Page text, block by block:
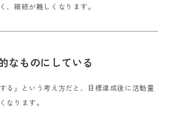
、継続が難しくなります。
なものにしている
る」という考え方だと、目標達成後に活動量
なります。